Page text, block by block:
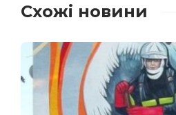
Схожі новини